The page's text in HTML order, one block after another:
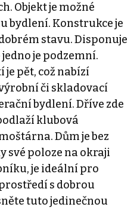
Objekt je možné
bydlení. Konstrukce je
stavu. Disponuje
je podzemní.
pět, což nabízí
či skladovací
bydlení. Dříve zde
klubová
Dům je bez
své poloze na okraji
je ideální pro
s dobrou
tuto jedinečnou